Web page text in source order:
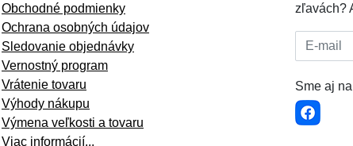
Obchodné podmienky
Ochrana osobných údajov
Sledovanie objednávky
Vernostný program
Vrátenie tovaru
Výhody nákupu
Výmena veľkosti a tovaru
Viac informácií...
zľavách?
E-mail:
Sme aj